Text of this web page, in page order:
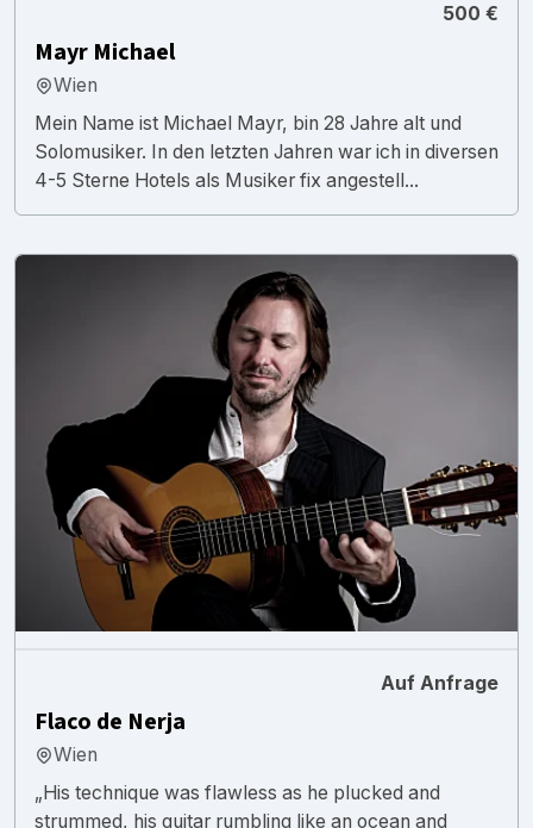
500 €
Mayr Michael
Wien
Mein Name ist Michael Mayr, bin 28 Jahre alt und
Solomusiker. In den letzten Jahren war ich in diversen
4-5 Sterne Hotels als Musiker fix angestell...
Auf Anfrage
Flaco de Nerja
Wien
„His technique was flawless as he plucked and
strummed, his guitar rumbling like an ocean and